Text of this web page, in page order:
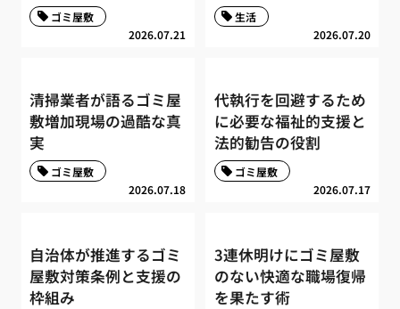
2026.07.21
ゴミ屋敷
2026.07.20
生活
清掃業者が語るゴミ屋
敷増加現場の過酷な真
実
2026.07.18
ゴミ屋敷
代執行を回避するため
に必要な福祉的支援と
法的勧告の役割
2026.07.17
ゴミ屋敷
自治体が推進するゴミ
屋敷対策条例と支援の
枠組み
3連休明けにゴミ屋敷
のない快適な職場復帰
を果たす術